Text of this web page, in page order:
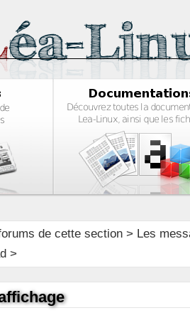
de cette section> Les
>